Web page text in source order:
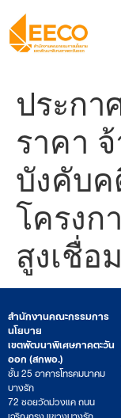
ประกา
ราคา
บังคับค
โครงก
สูงเชื่อ
สำนักงานคณะกรรมการ
นโยบาย
เขตพัฒนาพิเศษภาคตะวัน
ออก (สกพอ.)
ชั้น 25 อาคารโทรคมนาคม
บางรัก
72 ซอยวัดม่วงแค ถนน